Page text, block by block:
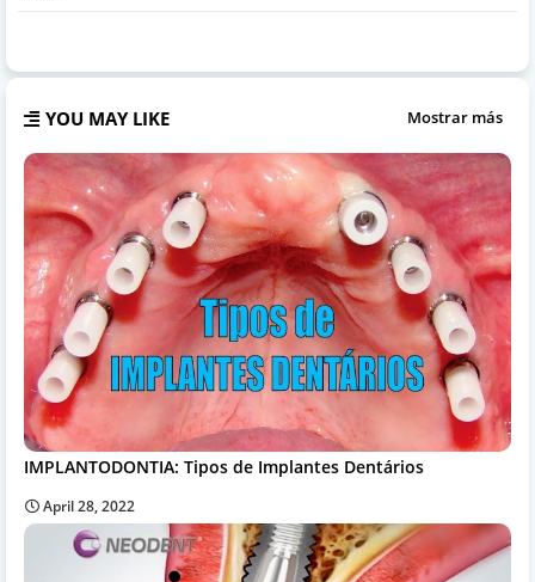
YOU MAY LIKE Mostrar más
IMPLANTODONTIA: Tipos de Implantes Dentários
April 28, 2022